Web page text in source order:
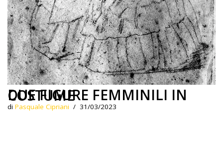
DUE FIGURE FEMMINILI IN COSTUME
di Pasquale Cipriani 31/03/2023